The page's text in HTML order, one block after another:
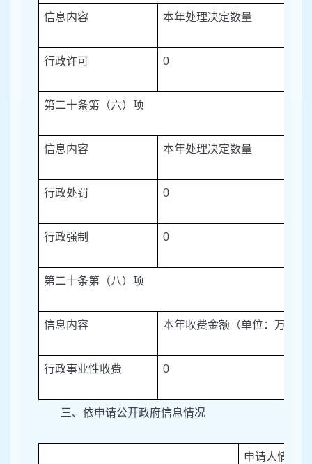
信息内容 本年处理决定数量
行政许可 0
第二十条第（六）项
信息内容 本年处理决定数量
行政处罚 0
行政强制 0
第二十条第（八）项
信息内容 本年收费金额（单位：万元）
行政事业性收费 0
三、依申请公开政府信息情况
申请人情况